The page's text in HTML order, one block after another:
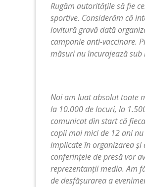
Rugăm autoritățile să fie
sportive. Considerăm că
lovitură gravă dată
campanie anti-vaccinare.
măsuri nu încurajează
Noi am luat absolut toate
la 10.000 de locuri, la
comunicat din start că
copii mai mici de 12 ani
implicate în organizarea și
conferințele de presă vor
reprezentanții media. Am
de desfășurarea a